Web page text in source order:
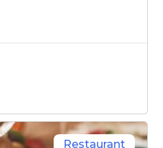
Restaurant